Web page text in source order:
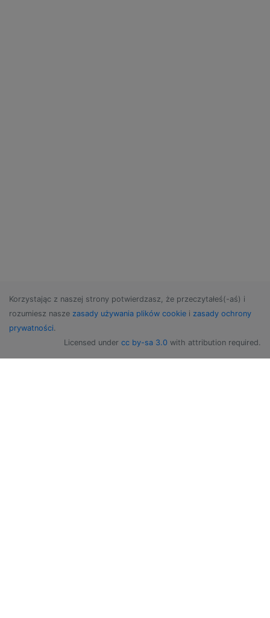
Korzystając z naszej strony potwierdzasz, że przeczytałeś(-aś) i
rozumiesz nasze zasady używania plików cookie i zasady ochrony
prywatności.
Licensed under cc by-sa 3.0 with attribution required.